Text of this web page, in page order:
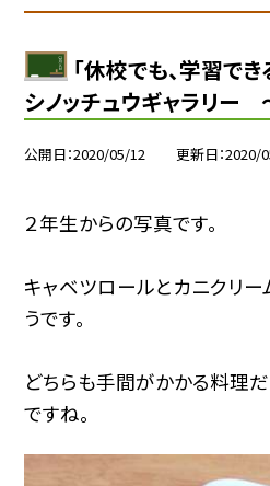
「休校でも、学習で
シノッチュウギャラリー
公開日 2020/05/12 更新日 2020/
２年生からの写真です。
キャベツロールとカニクリー
うです。
どちらも手間がかかる料理
ですね。